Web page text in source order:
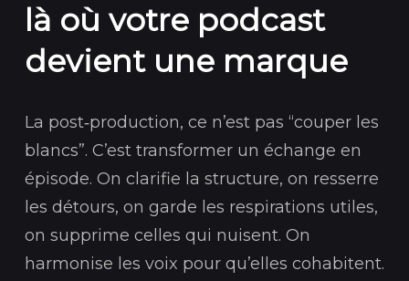
là où votre podcast
devient une marque
La post‑production, ce n’est pas “couper les
blancs”. C’est transformer un échange en
épisode. On clarifie la structure, on resserre
les détours, on garde les respirations utiles,
on supprime celles qui nuisent. On
harmonise les voix pour qu’elles cohabitent.